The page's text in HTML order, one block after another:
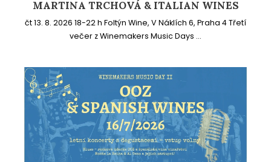
MARTINA TRCHOVÁ & ITALIAN WINES
čt 13. 8. 2026 18-22 h Foltýn Wine, V Náklích 6, Praha 4 Třetí
večer z Winemakers Music Days ...